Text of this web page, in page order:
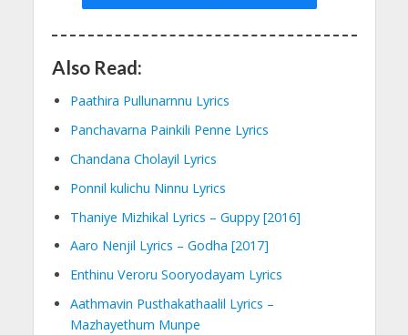
Also Read:
Paathira Pullunarnnu Lyrics
Panchavarna Painkili Penne Lyrics
Chandana Cholayil Lyrics
Ponnil kulichu Ninnu Lyrics
Thaniye Mizhikal Lyrics – Guppy [2016]
Aaro Nenjil Lyrics – Godha [2017]
Enthinu Veroru Sooryodayam Lyrics
Aathmavin Pusthakathaalil Lyrics –
Mazhayethum Munpe